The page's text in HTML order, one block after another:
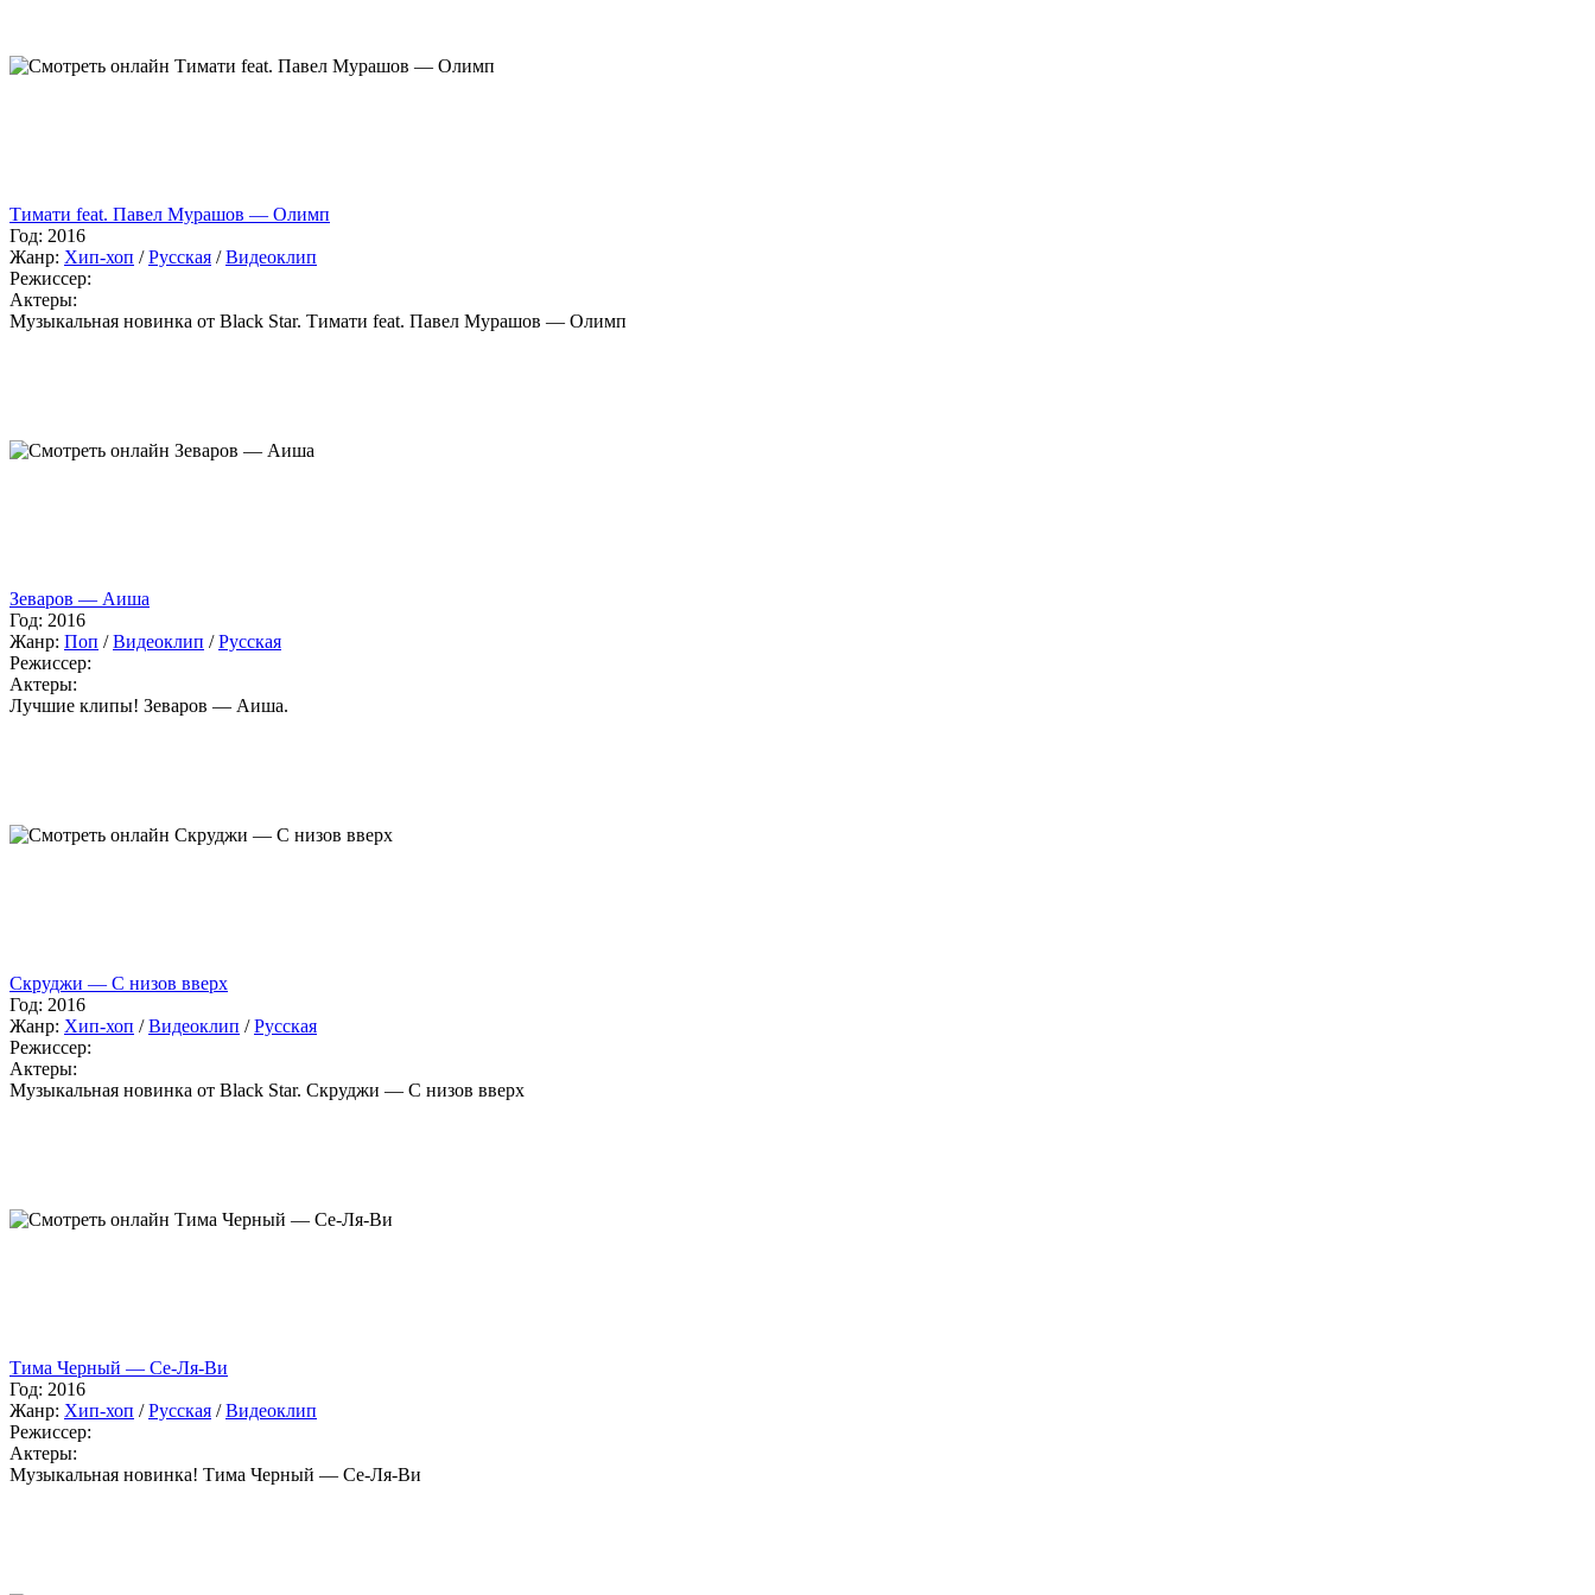
Тимати feat. Павел Мурашов — Олимп
Год: 2016
Жанр: Хип-хоп /Русская /Видеоклип
Режиссер:
Актеры:
Музыкальная новинка от Black Star. Тимати feat. Павел Мурашов — Олимп
Зеваров — Аиша
Год: 2016
Жанр: Поп /Видеоклип /Русская
Режиссер:
Актеры:
Лучшие клипы! Зеваров — Аиша.
Скруджи — С низов вверх
Год: 2016
Жанр: Хип-хоп /Видеоклип /Русская
Режиссер:
Актеры:
Музыкальная новинка от Black Star. Скруджи — С низов вверх
Tима Черный — Cе-Ля-Ви
Год: 2016
Жанр: Хип-хоп /Русская /Видеоклип
Режиссер:
Актеры:
Музыкальная новинка! Tима Черный — Cе-Ля-Ви